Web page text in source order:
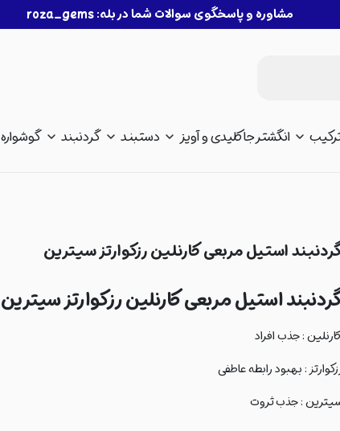
مشاوره و پاسخگوی سوالات شما در بله: roza_gems
انگشترجاکلیدی و آویز دستبند گردنبند گوشواره
استیل مربعی کارنلین رزکوارتز سیترین
استیل مربعی کارنلین رزکوارتز سیترین
: جذب افراد
: بهبود رابطه عاطفی
: جذب ثروت